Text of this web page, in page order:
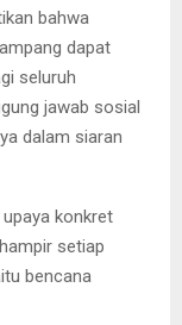
bahwa
dapat
seluruh
jawab sosial
dalam siaran
konkret
setiap
bencana